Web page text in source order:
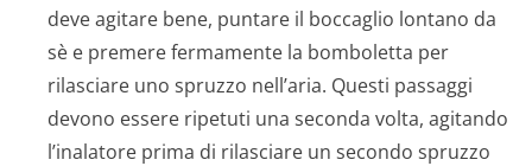
deve agitare bene, puntare il boccaglio lontano da
sè e premere fermamente la bomboletta per
rilasciare uno spruzzo nell’aria. Questi passaggi
devono essere ripetuti una seconda volta, agitando
l’inalatore prima di rilasciare un secondo spruzzo